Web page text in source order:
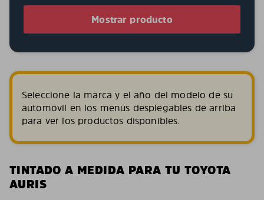
Mostrar producto
Seleccione la marca y el año del modelo de su
automóvil en los menús desplegables de arriba
para ver los productos disponibles.
TINTADO A MEDIDA PARA TU TOYOTA
AURIS